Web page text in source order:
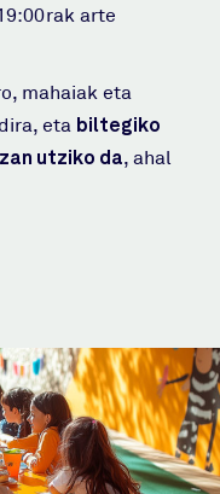
arte
mahaiak eta
eta biltegiko
utziko da, ahal